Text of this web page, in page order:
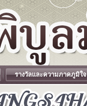
รางวัลและความภาคภูมิใจ